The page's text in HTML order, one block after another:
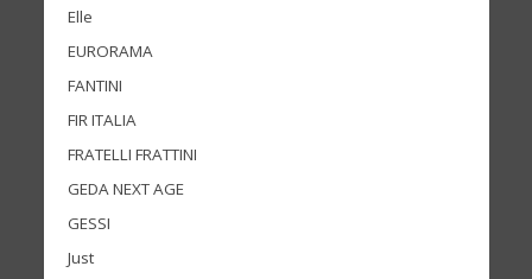
Elle
EURORAMA
FANTINI
FIR ITALIA
FRATELLI FRATTINI
GEDA NEXT AGE
GESSI
Just